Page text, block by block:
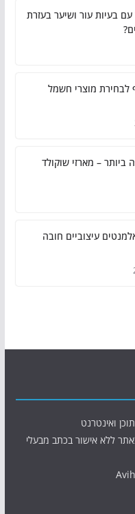
בעיות עור ושיער בעזרת
לבחירת מוצרי חשמל
ביותר – מארזי שוקולד
עיצוביים חובה
ואינטרנט
ללא אישור בכתב מבעלי